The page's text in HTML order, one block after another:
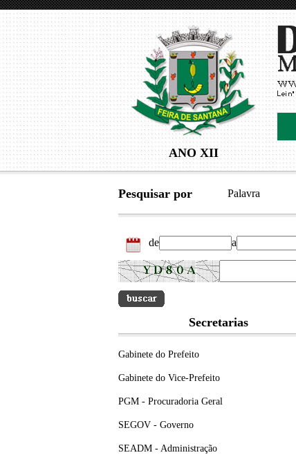
ANO XII
Pesquisar por Palavra
de a
Secretarias
Gabinete do Prefeito
Gabinete do Vice-Prefeito
PGM - Procuradoria Geral
SEGOV - Governo
SEADM - Administração